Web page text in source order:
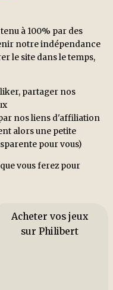
à 100% par des
notre indépendance
le site dans le temps,
partager nos
nos liens d'affiliation
alors une petite
pour vous)
vous ferez pour
Acheter vos jeux
sur Philibert